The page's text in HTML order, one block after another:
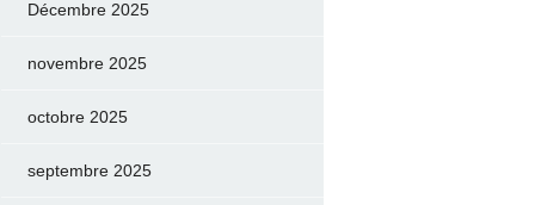
Décembre 2025
novembre 2025
octobre 2025
septembre 2025